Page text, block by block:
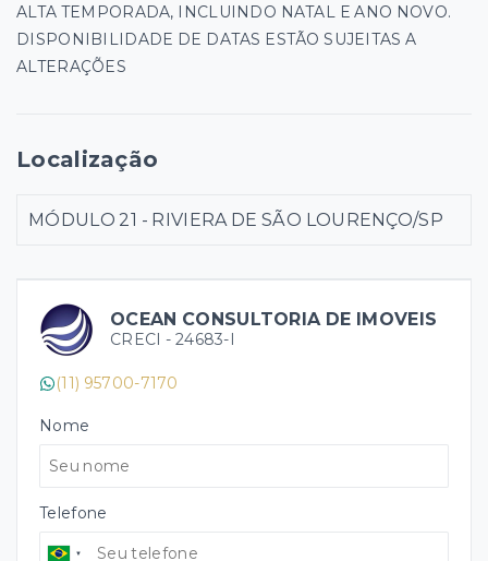
OCEAN CONSULTORIA DE IMOVEIS
CRECI - 24683-I
(11) 95700-7170
Nome
Telefone
ALTA TEMPORADA, INCLUINDO NATAL E ANO NOVO.
DISPONIBILIDADE DE DATAS ESTÃO SUJEITAS A
ALTERAÇÕES
Localização
MÓDULO 21 - RIVIERA DE SÃO LOURENÇO/SP